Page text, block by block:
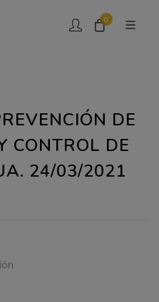
0
DE
CONTROL DE
24/03/2021